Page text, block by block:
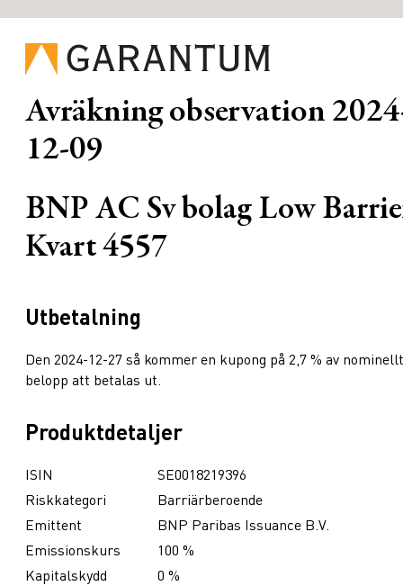
Avräkning observation
12-09
BNP AC Sv bolag Low
Kvart 4557
Utbetalning
Den 2024-12-27 så kommer en kupong på 2,7 % av nominellt
belopp att betalas ut.
Produktdetaljer
ISIN
SE0018219396
Riskkategori
Barriärberoende
Emittent
BNP Paribas Issuance B.V.
Emissionskurs
100 %
Kapitalskydd
0 %